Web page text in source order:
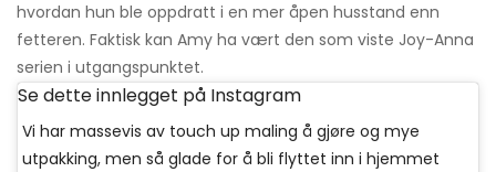
hvordan hun ble oppdratt i en mer åpen husstand enn
fetteren. Faktisk kan Amy ha vært den som viste Joy-Anna
serien i utgangspunktet.
Se dette innlegget på Instagram
Vi har massevis av touch up maling å gjøre og mye
utpakking, men så glade for å bli flyttet inn i hjemmet